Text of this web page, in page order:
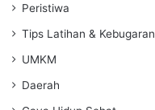
Peristiwa
Tips Latihan & Kebugaran
UMKM
Daerah